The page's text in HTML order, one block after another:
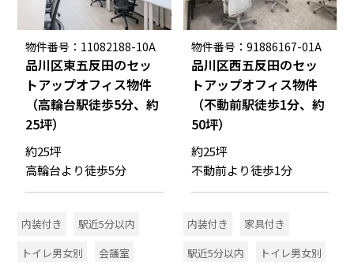
物件番号：11082188-10A
品川区東五反田のセッ
トアップオフィス物件
（高輪台駅徒歩5分、約
25坪）
約25坪
高輪台より徒歩5分
内装付き
駅近5分以内
トイレ男女別
会議室
物件番号：91886167-01A
品川区西五反田のセッ
トアップオフィス物件
（不動前駅徒歩1分、約
50坪）
約25坪
不動前より徒歩1分
内装付き
家具付き
駅近5分以内
トイレ男女別